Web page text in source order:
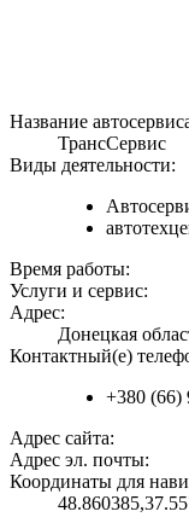
Название
ТрансСервис
Виды деятельности:
Время работы:
Услуги и сервис:
Адрес:
Донецкая
Контактный(е)
+380 (66)
Адрес сайта:
Адрес эл. почты:
Координаты для